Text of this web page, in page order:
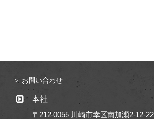
＞ お問い合わせ
本社
〒212-0055 川崎市幸区南加瀬2-12-22